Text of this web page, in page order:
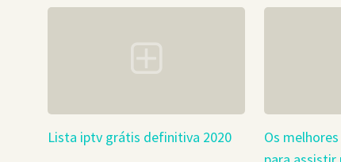
Lista iptv grátis definitiva 2020
Os